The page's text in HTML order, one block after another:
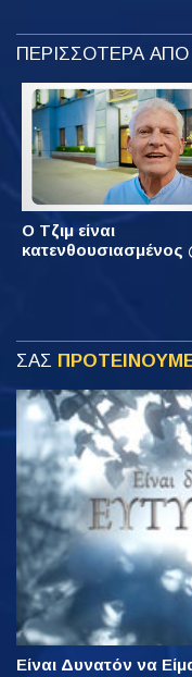
ΠΕΡΙΣΣΟΤΕΡΑ ΑΠΟ
Ο Τζιμ είναι
κατενθουσιασμένος
ΣΑΣ
Είναι Δυνατόν να